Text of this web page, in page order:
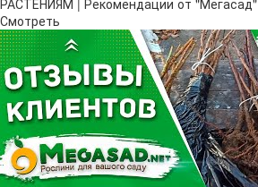
РАСТЕНИЯМ | Рекомендации от "Мегасад"
Смотреть